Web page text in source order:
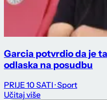
Garcia potvrdio da je
odlaska na posudbu
PRIJE 10 SATI · Sport
Učitaj više